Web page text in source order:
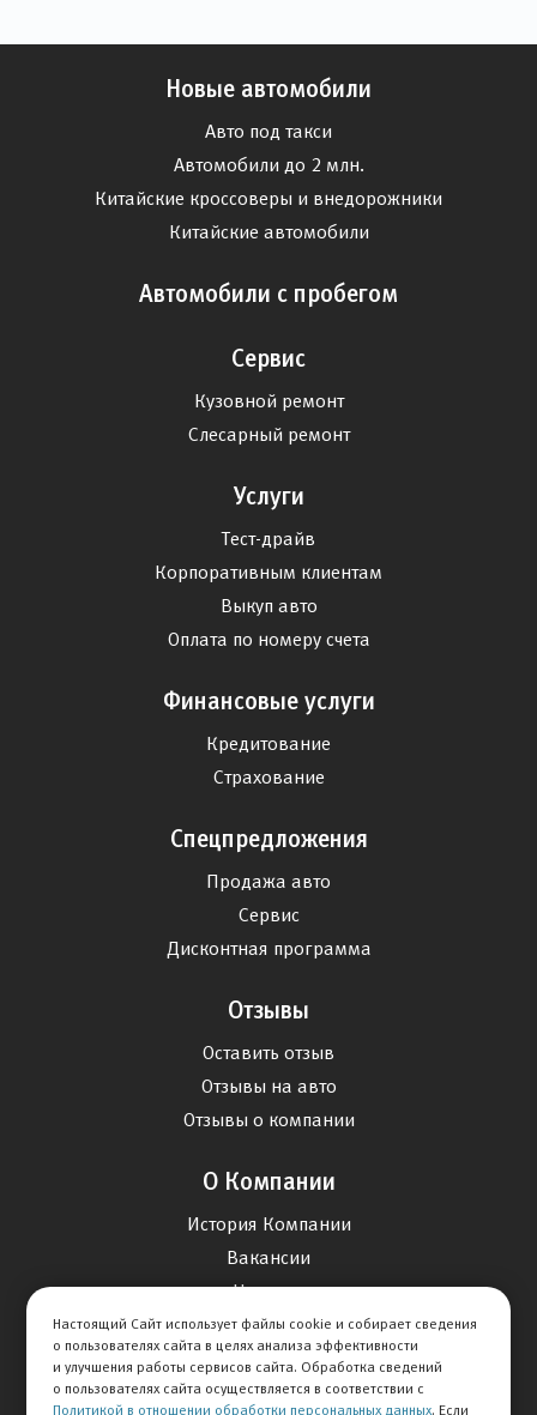
Новые автомобили
Авто под такси
Автомобили до 2 млн.
Китайские кроссоверы и внедорожники
Китайские автомобили
Автомобили с пробегом
Сервис
Кузовной ремонт
Слесарный ремонт
Услуги
Тест-драйв
Корпоративным клиентам
Выкуп авто
Оплата по номеру счета
Финансовые услуги
Кредитование
Страхование
Спецпредложения
Продажа авто
Сервис
Дисконтная программа
Отзывы
Оставить отзыв
Отзывы на авто
Отзывы о компании
О Компании
История Компании
Вакансии
Новости
Карта сайта
Настоящий Сайт использует файлы cookie и собирает сведения
о пользователях сайта в целях анализа эффективности
и улучшения работы сервисов сайта. Обработка сведений
о пользователях сайта осуществляется в соответствии с
Политикой в отношении обработки персональных данных. Если